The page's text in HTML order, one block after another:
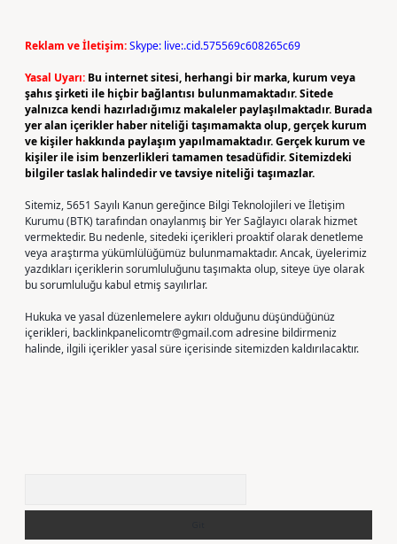
Reklam ve İletişim:Skype: live:.cid.575569c608265c69
Yasal Uyarı: Bu internet sitesi, herhangi bir marka, kurum veya
şahıs şirketi ile hiçbir bağlantısı bulunmamaktadır. Sitede
yalnızca kendi hazırladığımız makaleler paylaşılmaktadır. Burada
yer alan içerikler haber niteliği taşımamakta olup, gerçek kurum
ve kişiler hakkında paylaşım yapılmamaktadır. Gerçek kurum ve
kişiler ile isim benzerlikleri tamamen tesadüfidir. Sitemizdeki
bilgiler taslak halindedir ve tavsiye niteliği taşımazlar.
Sitemiz, 5651 Sayılı Kanun gereğince Bilgi Teknolojileri ve İletişim
Kurumu (BTK) tarafından onaylanmış bir Yer Sağlayıcı olarak hizmet
vermektedir. Bu nedenle, sitedeki içerikleri proaktif olarak denetleme
veya araştırma yükümlülüğümüz bulunmamaktadır. Ancak, üyelerimiz
yazdıkları içeriklerin sorumluluğunu taşımakta olup, siteye üye olarak
bu sorumluluğu kabul etmiş sayılırlar.
Hukuka ve yasal düzenlemelere aykırı olduğunu düşündüğünüz
içerikleri, backlinkpanelicomtr@gmail.comadresine bildirmeniz
halinde, ilgili içerikler yasal süre içerisinde sitemizden kaldırılacaktır.